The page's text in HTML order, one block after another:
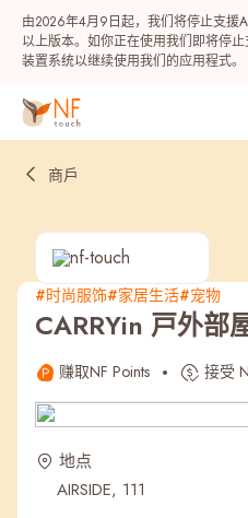
由2026年4月9日起，我们将停止支援
以上版本。如你正在使用我们即将停
装置系统以继续使用我们的应用程式。
热门
最近搜寻纪录
商戶
#时尚服饰#家居生活#宠物
CARRYin 戸外部
赚取NF Points 接受
地点
AIRSIDE, 111